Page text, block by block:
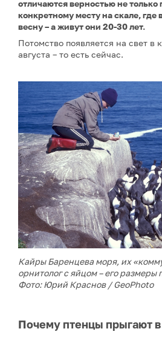
отличаются верностью не только
конкретному месту на скале,
весну – а живут они 20-30 лет.
Потомство появляется на свет в
августа – то есть сейчас.
Кайры Баренцева моря, их
орнитолог с яйцом – его размеры
Фото: Юрий Краснов / GeoPhoto
Почему птенцы прыгают